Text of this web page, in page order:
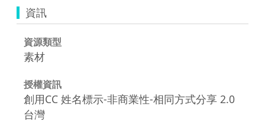
資訊
資源類型
素材
授權資訊
創用CC 姓名標示-非商業性-相同方式分享 2.0
台灣